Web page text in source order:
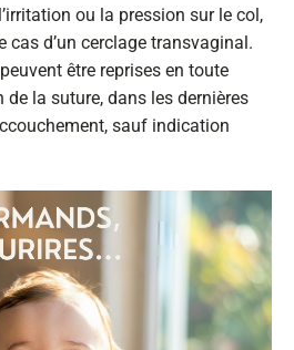
ou la pression sur le col,
cas d’un cerclage transvaginal.
être reprises en toute
de la suture, dans les dernières
sauf indication